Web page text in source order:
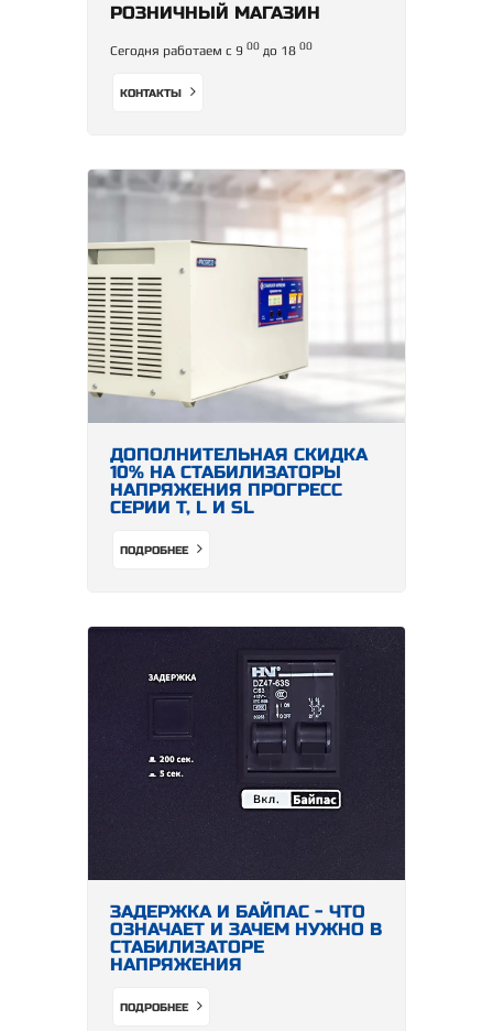
РОЗНИЧНЫЙ МАГАЗИН
Сегодня работаем с 9 00 до 18 00
КОНТАКТЫ
ДОПОЛНИТЕЛЬНАЯ СКИДКА
10% НА СТАБИЛИЗАТОРЫ
НАПРЯЖЕНИЯ ПРОГРЕСС
СЕРИИ Т, L И SL
ПОДРОБНЕЕ
ЗАДЕРЖКА И БАЙПАС - ЧТО
ОЗНАЧАЕТ И ЗАЧЕМ НУЖНО В
СТАБИЛИЗАТОРЕ
НАПРЯЖЕНИЯ
ПОДРОБНЕЕ